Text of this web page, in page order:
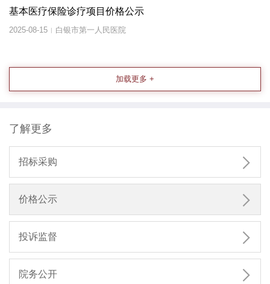
基本医疗保险诊疗项目价格公示
2025-08-15 | 白银市第一人民医院
加载更多 +
了解更多
招标采购 
价格公示 
投诉监督 
院务公开 